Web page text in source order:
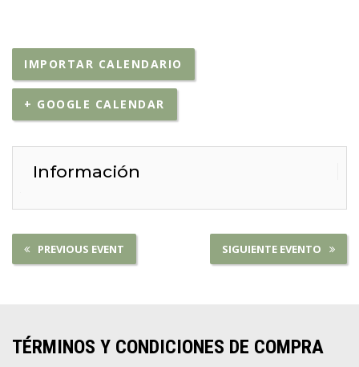
IMPORTAR CALENDARIO
+ GOOGLE CALENDAR
Información
PREVIOUS EVENT SIGUIENTE EVENTO
TÉRMINOS Y CONDICIONES DE COMPRA